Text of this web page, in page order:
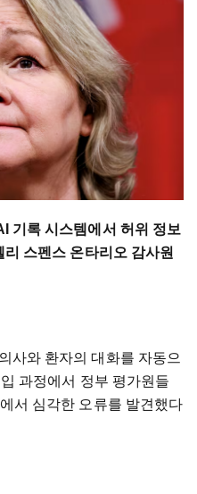
기록 시스템에서 허위 정보
스펜스 온타리오 감사원
사와 환자의 대화를 자동으
과정에서 정부 평가원들
서 심각한 오류를 발견했다